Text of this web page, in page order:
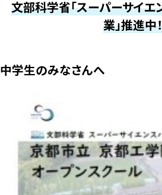
文部科学省「スーパーサイエ
業」推進中！
中学生のみなさんへ